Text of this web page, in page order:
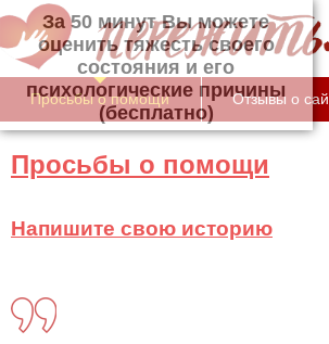
За 50 минут Вы можете
своего состояния и его
причины
Просьбы о помощи Отзывы о
Просьбы о помощи
Напишите свою историю